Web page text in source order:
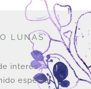
LUNAS
interés
especial